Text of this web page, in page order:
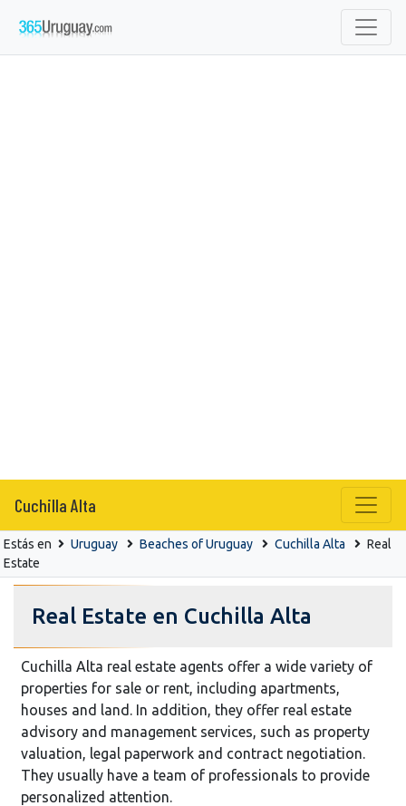
Cuchilla Alta
Estás en Uruguay Beaches of Uruguay Cuchilla Alta
Real
Estate
Real Estate en Cuchilla Alta
Cuchilla Alta real estate agents offer a wide variety of
properties for sale or rent, including apartments,
houses and land. In addition, they offer real estate
advisory and management services, such as property
valuation, legal paperwork and contract negotiation.
They usually have a team of professionals to provide
personalized attention.